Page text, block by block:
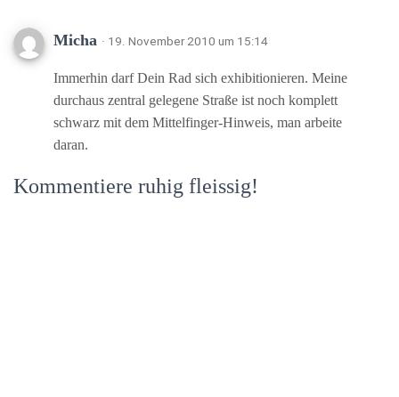
Micha · 19. November 2010 um 15:14
Immerhin darf Dein Rad sich exhibitionieren. Meine
durchaus zentral gelegene Straße ist noch komplett
schwarz mit dem Mittelfinger-Hinweis, man arbeite
daran.
Kommentiere ruhig fleissig!